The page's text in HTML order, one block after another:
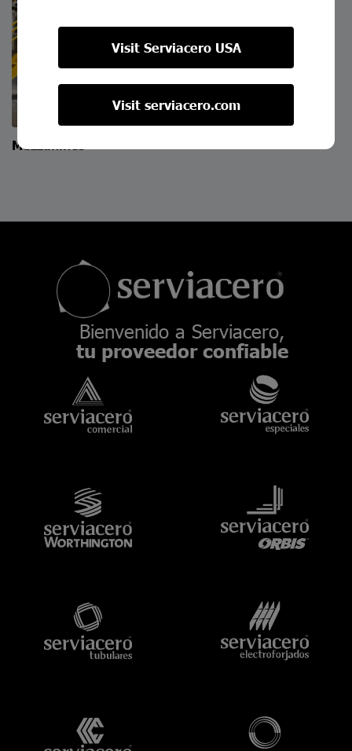
Mezzanines
Bienvenido a Serviacero,
tu proveedor confiable
Visit Serviacero USA
Visit serviacero.com